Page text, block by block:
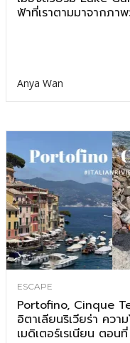
ฟ้าที่เราตามมาจากภา
Anya Wan
ESCAPE
Portofino, Cinque
อิตาเลียนริเวียร่า ควา
เมดิเตอร์เรเนียน ตอน